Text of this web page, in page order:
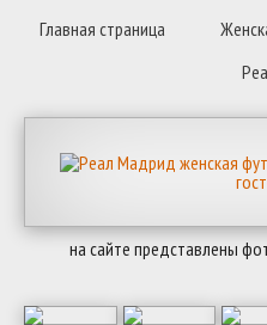
Главная страница
на сайте представлены